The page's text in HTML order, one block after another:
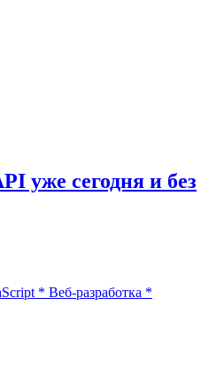
уже сегодня и без
* Веб-разработка *